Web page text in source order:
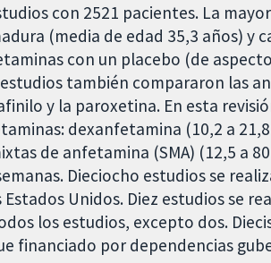
con 2521 pacientes. La
(media de edad 35,3 años) y
con un placebo (de
también compararon las
y la paroxetina. En esta
dexanfetamina (10,2 a
de anfetamina (SMA) (12,5 a
Dieciocho estudios se
Unidos. Diez estudios se
los estudios, excepto dos.
financiado por dependencias